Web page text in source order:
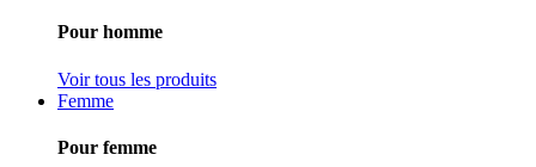
Pour homme
Voir tous les produits
Femme
Pour femme